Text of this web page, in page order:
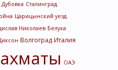
Дубовка Сталинград
Царицынский уезд
Николаев Белуха
Волгоград Италия
ОАЭ